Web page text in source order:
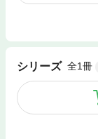
シリーズ 全1冊